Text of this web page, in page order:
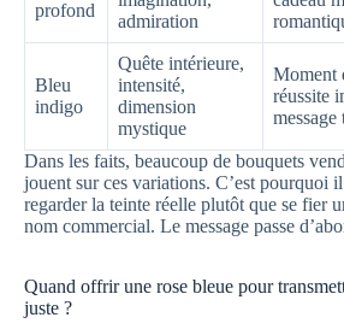
profond
admiration
Bleu
indigo
Quête intérieure,
intensité,
dimension
mystique
Moment
réussite
message
Dans les faits, beaucoup de bouquets
jouent sur ces variations. C’est pourquoi
regarder la teinte réelle plutôt que se fier
nom commercial. Le message passe
Quand offrir une rose bleue pour
juste ?